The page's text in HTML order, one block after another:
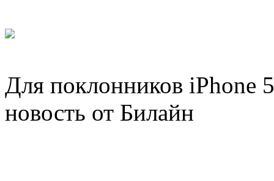
Для поклонников iPhone
новость от Билайн